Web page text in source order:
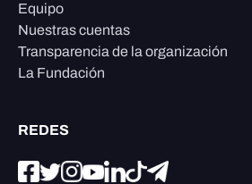
Equipo
Nuestras cuentas
Transparencia de la organización
La Fundación
REDES